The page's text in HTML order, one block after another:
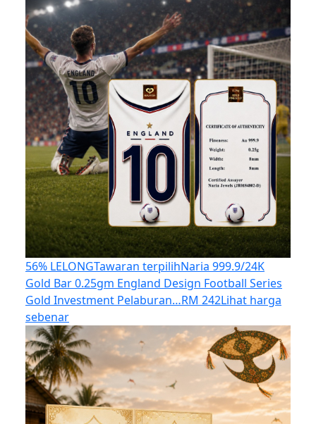
56% LELONGTawaran terpilihNaria 999.9/24K
Gold Bar 0.25gm England Design Football Series
Gold Investment Pelaburan…RM 242Lihat harga
sebenar